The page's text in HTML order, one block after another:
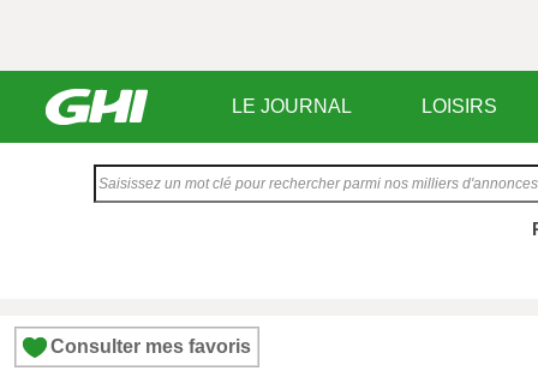
LE JOURNAL LOISIRS
Consulter mes favoris